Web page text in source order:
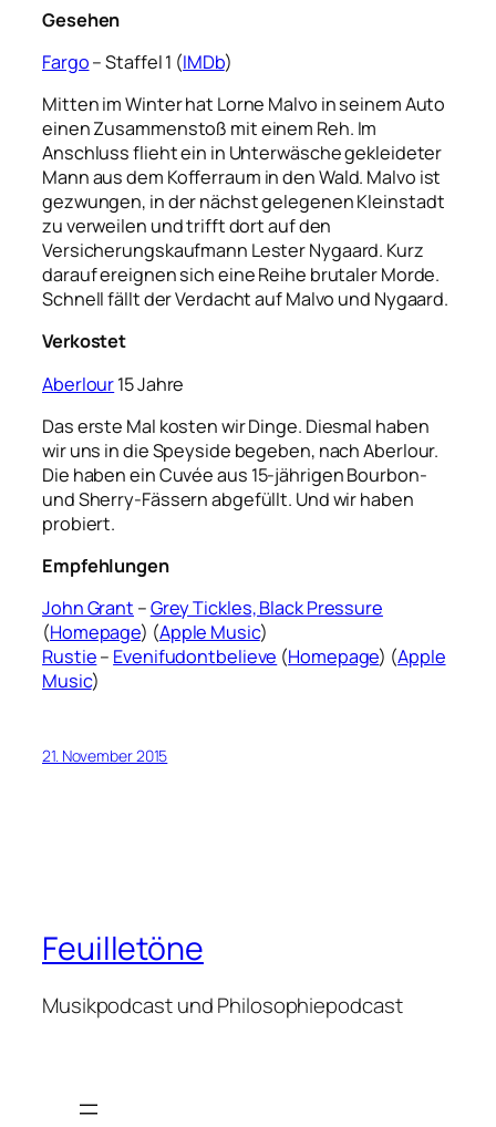
Gesehen
Fargo– Staffel 1 (IMDb)
Mitten im Winter hat Lorne Malvo in seinem Auto
einen Zusammenstoß mit einem Reh. Im
Anschluss flieht ein in Unterwäsche gekleideter
Mann aus dem Kofferraum in den Wald. Malvo ist
gezwungen, in der nächst gelegenen Kleinstadt
zu verweilen und trifft dort auf den
Versicherungskaufmann Lester Nygaard. Kurz
darauf ereignen sich eine Reihe brutaler Morde.
Schnell fällt der Verdacht auf Malvo und Nygaard.
Verkostet
Aberlour15 Jahre
Das erste Mal kosten wir Dinge. Diesmal haben
wir uns in die Speyside begeben, nach Aberlour.
Die haben einCuvée aus 15-jährigen Bourbon-
und Sherry-Fässern abgefüllt. Und wir haben
probiert.
Empfehlungen
John Grant –Grey Tickles, Black Pressure
(Homepage) (Apple Music)
Rustie– Evenifudontbelieve (Homepage) (Apple
Music)
21. November 2015
Feuilletöne
Musikpodcast und Philosophiepodcast